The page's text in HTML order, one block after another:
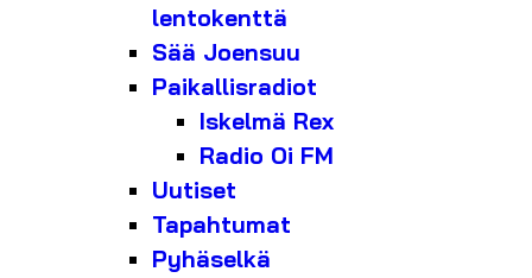
lentokenttä
Sää Joensuu
Paikallisradiot
Iskelmä Rex
Radio Oi FM
Uutiset
Tapahtumat
Pyhäselkä